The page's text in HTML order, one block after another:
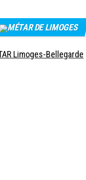
MÉTAR DE LIMOGES
Limoges-Bellegarde